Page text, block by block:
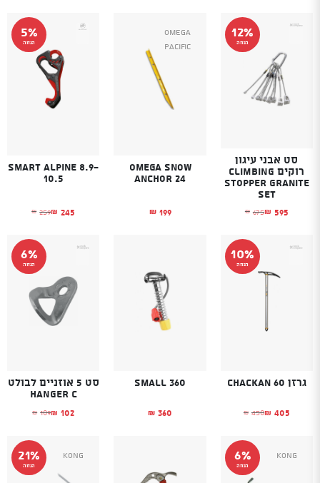
12%
הנחה
סט אבני עיגון
רוקים CLIMBING
STOPPER Granite
Set
₪ 675
המחיר המקורי היה: ₪675.₪ 595 המחיר הנוכחי הוא: ₪595.
Omega
Pacific
Omega Snow
Anchor 24
₪ 199
5%
הנחה
Smart Alpine 8.9-
10.5
₪ 259
המחיר המקורי₪ 245 המחיר הנוכחי
10%
הנחה
גרזן Chackan 60
₪ 450
המחיר המקורי היה: ₪450.₪ 405 המחיר הנוכחי הוא: ₪405.
Small 360
₪ 360
6%
הנחה
סט 5 אוזניים לבולט
HANGER C
₪ 109
המחיר המקורי₪ 102 המחיר הנוכחי
6%
הנחה
Kong
21%
הנחה
Kong